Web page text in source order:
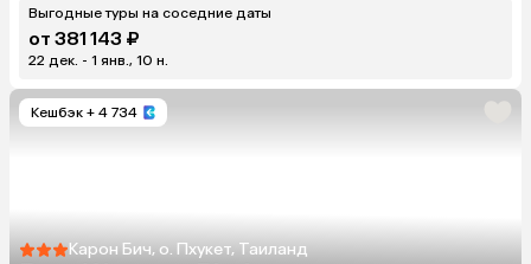
Выгодные туры на соседние даты
от 381 143 ₽
22 дек. - 1 янв., 10 н.
Кешбэк + 4 734
Карон Бич, о. Пхукет, Таиланд